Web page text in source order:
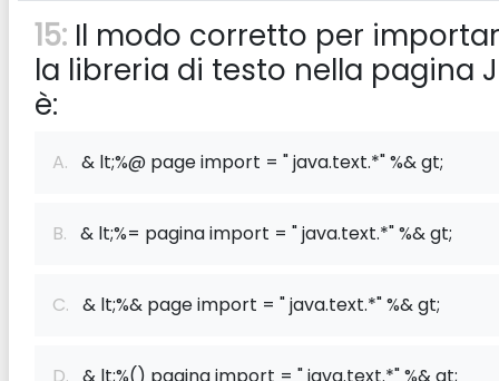
15: Il modo corretto per
la libreria di testo nella pagina
è:
A. & lt;%@ page import = " java.text.*" %& gt;
B. & lt;%= pagina import = " java.text.*" %& gt;
C. & lt;%& page import = " java.text.*" %& gt;